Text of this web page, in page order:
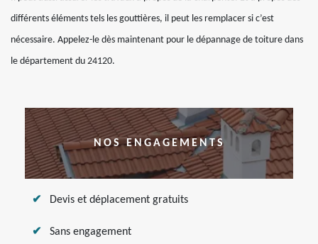
différents éléments tels les gouttières, il peut les remplacer si c’est
nécessaire. Appelez-le dès maintenant pour le dépannage de toiture dans
le département du 24120.
NOS ENGAGEMENTS
Devis et déplacement gratuits
Sans engagement